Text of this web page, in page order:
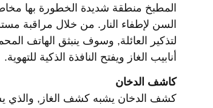
المطبخ منطقة شديدة الخطورة بها
السن لإطفاء النار. من خلال مراقبة
لتذكير العائلة, وسوف ينبثق الهاتف
أنابيب الغاز ويفتح النافذة الذكية للتهوية.
كاشف الدخان
كشف الدخان يشبه كشف الغاز, والذي